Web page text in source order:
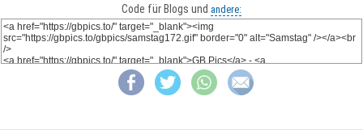
Code für Blogs und andere: